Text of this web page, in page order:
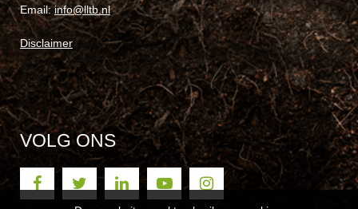
Email:info@lltb.nl
Disclaimer
VOLG ONS